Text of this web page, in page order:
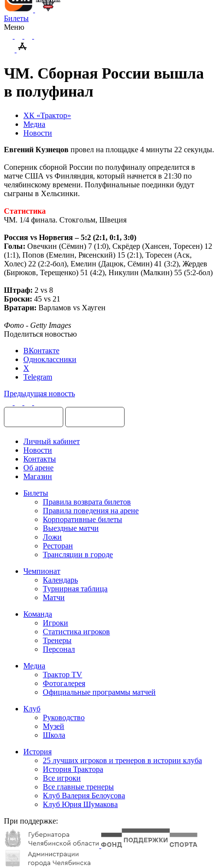
Билеты
Меню
ЧМ. Сборная России вышла
в полуфинал
ХК «Трактор»
Медиа
Новости
Евгений Кузнецов провел на площадке 4 минуты 22 секунды.
Соперник сборной России по полуфиналу определится в
матче США vs Финляндия, который начнется в 21:30 по
челябинскому времени. Полуфинальные поединки будут
сыграны в Хельсинки.
Статистика
ЧМ. 1/4 финала. Стокгольм, Швеция
Россия vs Норвегия – 5:2 (2:1, 0:1, 3:0)
Голы: Овечкин (Сёмин) 7 (1:0), Скрёдер (Хансен, Торесен) 12
(1:1), Попов (Емелин, Рясенский) 15 (2:1), Торесен (Аск,
Холес) 22 (2:2-бол), Емелин (Дацюк, Сёмин) 41 (3:2), Жердев
(Бирюков, Терещенко) 51 (4:2), Никулин (Малкин) 55 (5:2-бол)
Штраф: 2 vs 8
Броски: 45 vs 21
Вратари: Варламов vs Хауген
Фото - Getty Images
Поделиться новостью
ВКонтакте
Одноклассники
X
Telegram
Предыдущая новость
Личный кабинет
Новости
Контакты
Об арене
Магазин
Билеты
Правила возврата билетов
Правила поведения на арене
Корпоративные билеты
Выездные матчи
Ложи
Ресторан
Трансляции в городе
Чемпионат
Календарь
Турнирная таблица
Матчи
Команда
Игроки
Статистика игроков
Тренеры
Персонал
Медиа
Трактор TV
Фотогалерея
Официальные программы матчей
Клуб
Руководство
Музей
Школа
История
25 лучших игроков и тренеров в истории клуба
История Трактора
Все игроки
Все главные тренеры
Клуб Валерия Белоусова
Клуб Юрия Шумакова
При поддержке: